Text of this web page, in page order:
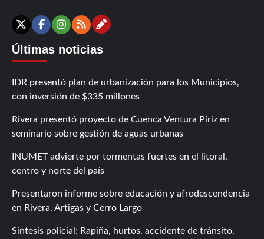
X Facebook
Instagram
RSSContáctanos
Últimas noticias
IDR presentó plan de urbanización para los Municipios,
con inversión de $335 millones
Rivera presentó proyecto de Cuenca Ventura Píriz en
seminario sobre gestión de aguas urbanas
INUMET advierte por tormentas fuertes en el litoral,
centro y norte del país
Presentaron informe sobre educación y afrodescendencia
en Rivera, Artigas y Cerro Largo
Síntesis policial: Rapiña, hurtos, accidente de tránsito,